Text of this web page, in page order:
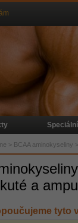
a
tyto
> BCAA aminokyseliny >